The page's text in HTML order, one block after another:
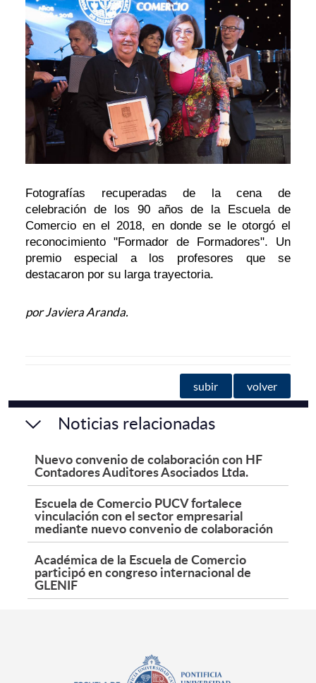
Fotografías recuperadas de la cena de
celebración de los 90 años de la Escuela de
Comercio en el 2018, en donde se le otorgó el
reconocimiento "Formador de Formadores". Un
premio especial a los profesores que se
destacaron por su larga trayectoria.
por Javiera Aranda.
subir volver
Noticias relacionadas
Nuevo convenio de colaboración con HF
Contadores Auditores Asociados Ltda.
Escuela de Comercio PUCV fortalece
vinculación con el sector empresarial
mediante nuevo convenio de colaboración
Académica de la Escuela de Comercio
participó en congreso internacional de
GLENIF